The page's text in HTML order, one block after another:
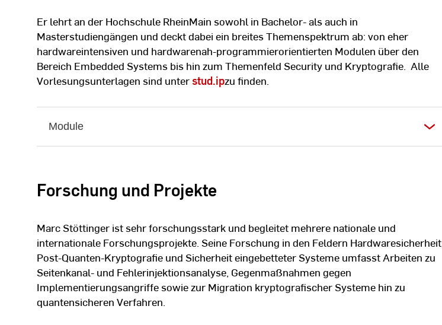
Er lehrt an der Hochschule RheinMain sowohl in Bachelor- als auch in
Masterstudiengängen und deckt dabei ein breites Themenspektrum ab: von eher
hardwareintensiven und hardwarenah-programmierorientierten Modulen über den
Bereich Embedded Systems bis hin zum Themenfeld Security und Kryptografie. Alle
Vorlesungsunterlagen sind unterstud.ipzu finden.
Module
Forschung und Projekte
Marc Stöttinger ist sehr forschungsstark und begleitet mehrere nationale und
internationale Forschungsprojekte. Seine Forschung in den Feldern Hardwaresicherheit,
Post-Quanten-Kryptografie und Sicherheit eingebetteter Systeme umfasst Arbeiten zu
Seitenkanal- und Fehlerinjektionsanalyse, Gegenmaßnahmen gegen
Implementierungsangriffe sowie zur Migration kryptografischer Systeme hin zu
quantensicheren Verfahren.